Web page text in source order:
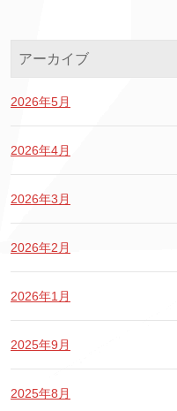
アーカイブ
2026年5月
2026年4月
2026年3月
2026年2月
2026年1月
2025年9月
2025年8月